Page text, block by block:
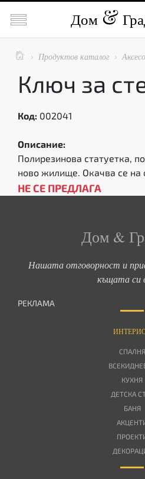
 Дом
  Продуктов каталог 
Ключ за
Код: 002041
Описание:
Полирезинова статуетка,
ново жилище. Окачва се на
НЕ СЕ ПРЕДЛАГА
Дом &
Нашата отговорност и
къщата си
РЕКЛАМА
СПАЛНЯ
КУХНЯ
ДЕТСКА
БАНЯ